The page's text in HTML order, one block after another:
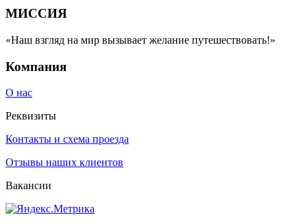
МИССИЯ
«Наш взгляд на мир вызывает желание путешествовать!»
Компания
О нас
Реквизиты
Контакты и схема проезда
Отзывы наших клиентов
Вакансии